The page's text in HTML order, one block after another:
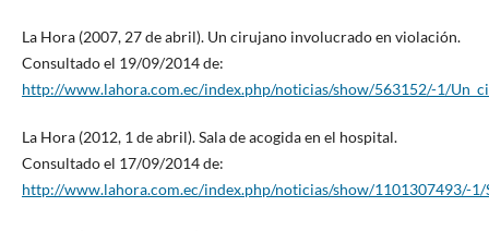
La Hora (2007, 27 de abril). Un cirujano involucrado en violación.
Consultado el 19/09/2014 de:
http://www.lahora.com.ec/index.php/noticias/show/563152/-1/
La Hora (2012, 1 de abril). Sala de acogida en el hospital.
Consultado el 17/09/2014 de:
http://www.lahora.com.ec/index.php/noticias/show/1101307493/-1/